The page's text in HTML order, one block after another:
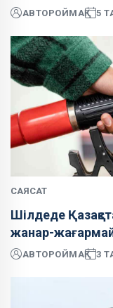
АВТОРОЙМАҚ 5
САЯСАТ
Шілдеде
жанар-
АВТОРОЙМАҚ 3